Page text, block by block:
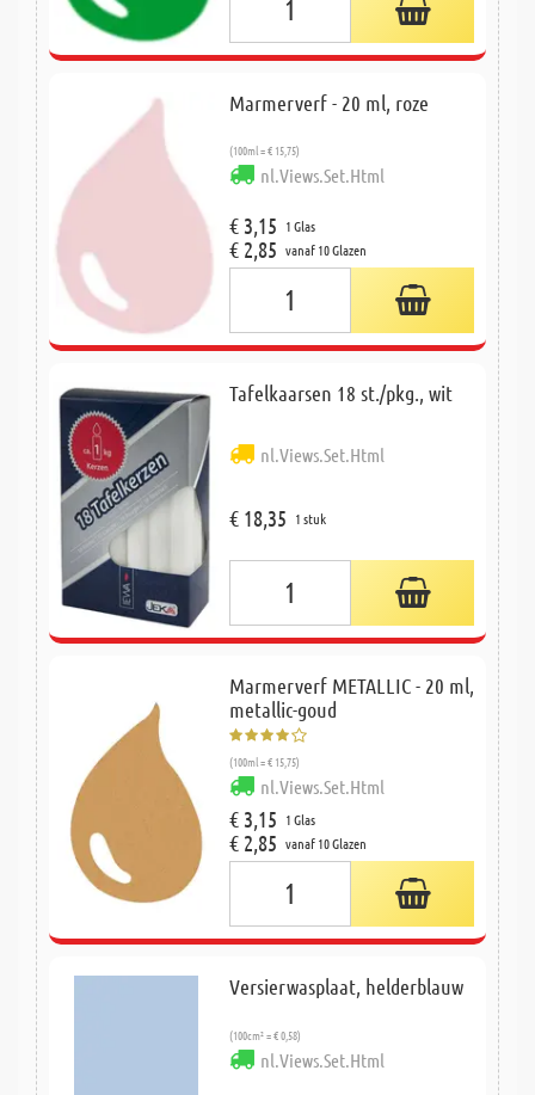
Marmerverf - 20 ml, roze
(100ml = € 15,75)
nl.Views.Set.Html
€ 3,15 1 Glas
€ 2,85 vanaf 10 Glazen
Tafelkaarsen 18 st./pkg., wit
nl.Views.Set.Html
€ 18,35 1 stuk
Marmerverf METALLIC - 20 ml,
metallic-goud
(100ml = € 15,75)
nl.Views.Set.Html
€ 3,15 1 Glas
€ 2,85 vanaf 10 Glazen
Versierwasplaat, helderblauw
(100cm² = € 0,58)
nl.Views.Set.Html